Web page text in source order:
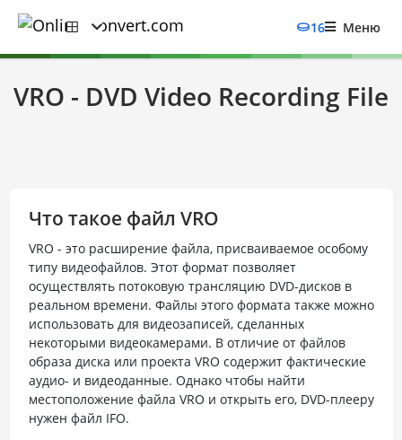
16 Меню
VRO - DVD Video Recording File
Что такое файл VRO
VRO - это расширение файла, присваиваемое особому
типу видеофайлов. Этот формат позволяет
осуществлять потоковую трансляцию DVD-дисков в
реальном времени. Файлы этого формата также можно
использовать для видеозаписей, сделанных
некоторыми видеокамерами. В отличие от файлов
образа диска или проекта VRO содержит фактические
аудио- и видеоданные. Однако чтобы найти
местоположение файла VRO и открыть его, DVD-плееру
нужен файл IFO.